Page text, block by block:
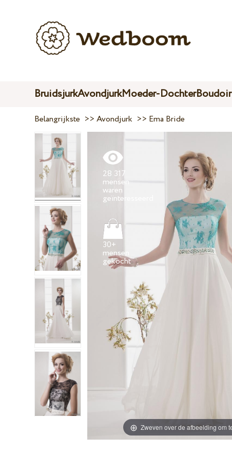
BruidsjurkAvondjurkMoeder-Dochter
Belangrijkste >>Avondjurk >> Ema Bride
Zweven over de afbeelding om
28 317
mensen
waren
30+
mensen
gekocht